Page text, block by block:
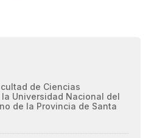
de Ciencias
la Universidad Nacional del
de la Provincia de Santa